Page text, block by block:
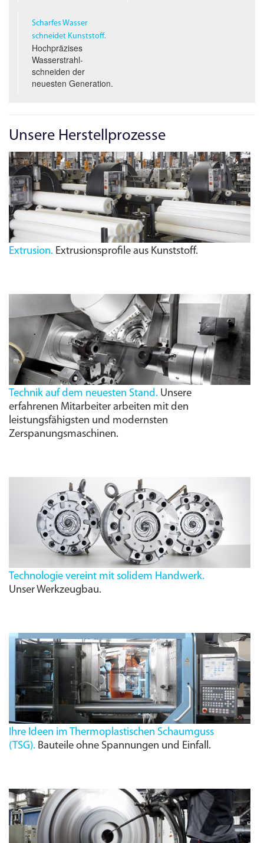
Scharfes Wasser
schneidet Kunststoff.
Hochpräzises
Wasserstrahl­
schneiden der
neuesten Generation.
Unsere Herstellprozesse
Extrusion. Extrusionsprofile aus Kunststoff.
Technik auf dem neuesten Stand. Unsere
erfahrenen Mitarbeiter arbeiten mit den
leistungs­fähigsten und modernsten
Zerspanungs­maschinen.
Technologie vereint mit solidem Handwerk.
Unser Werkzeugbau.
Ihre Ideen im Thermoplastischen Schaumguss
( TSG). Bauteile ohne Spannungen und Einfall.